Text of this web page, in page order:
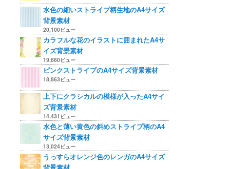
水色の細いストライプ柄生地のA4サイズ
背景素材
20,100ビュー
カラフルな花のイラストに囲まれたA4サ
イズ背景素材
19,660ビュー
ピンクストライプのA4サイズ背景素材
18,863ビュー
上下にクラシカルの模様が入ったA4サイ
ズ背景素材
14,431ビュー
水色と薄い黄色の斜めストライプ柄のA4
サイズ背景素材
13,024ビュー
うっすらオレンジ色のレンガのA4サイズ